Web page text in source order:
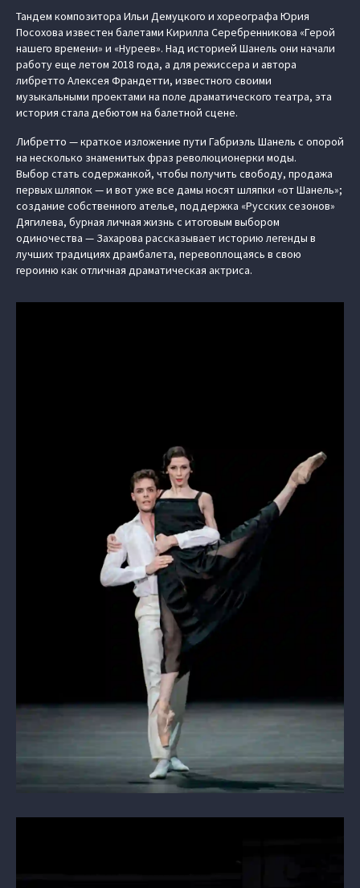
Тандем композитора Ильи Демуцкого и хореографа Юрия
Посохова известен балетами Кирилла Серебренникова «Герой
нашего времени» и «Нуреев». Над историей Шанель они начали
работу еще летом 2018 года, а для режиссера и автора
либретто Алексея Франдетти, известного своими
музыкальными проектами на поле драматического театра, эта
история стала дебютом на балетной сцене.
Либретто — краткое изложение пути Габриэль Шанель с опорой
на несколько знаменитых фраз революционерки моды.
Выбор стать содержанкой, чтобы получить свободу, продажа
первых шляпок — и вот уже все дамы носят шляпки «от Шанель»;
создание собственного ателье, поддержка «Русских сезонов»
Дягилева, бурная личная жизнь с итоговым выбором
одиночества — Захарова рассказывает историю легенды в
лучших традициях драмбалета, перевоплощаясь в свою
героиню как отличная драматическая актриса.